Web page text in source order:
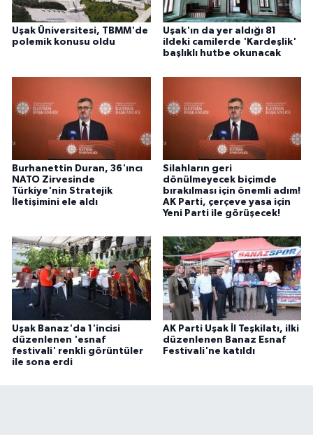
Uşak Üniversitesi, TBMM'de
polemik konusu oldu
Uşak'ın da yer aldığı 81
ildeki camilerde 'Kardeşlik'
başlıklı hutbe okunacak
Burhanettin Duran, 36'ıncı
NATO Zirvesinde
Türkiye'nin Stratejik
İletişimini ele aldı
Silahların geri
dönülmeyecek biçimde
bırakılması için önemli adım!
AK Parti, çerçeve yasa için
Yeni Parti ile görüşecek!
Uşak Banaz'da 1'incisi
düzenlenen 'esnaf
festivali' renkli görüntüler
ile sona erdi
AK Parti Uşak İl Teşkilatı, ilki
düzenlenen Banaz Esnaf
Festivali'ne katıldı